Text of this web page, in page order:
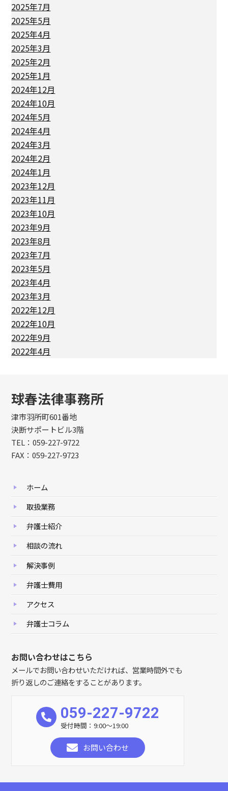
2025年7月
2025年5月
2025年4月
2025年3月
2025年2月
2025年1月
2024年12月
2024年10月
2024年5月
2024年4月
2024年3月
2024年2月
2024年1月
2023年12月
2023年11月
2023年10月
2023年9月
2023年8月
2023年7月
2023年5月
2023年4月
2023年3月
2022年12月
2022年10月
2022年9月
2022年4月
球春法律事務所
津市羽所町601番地
決断サポートビル3階
TEL：059-227-9722
FAX：059-227-9723
ホーム
取扱業務
弁護士紹介
相談の流れ
解決事例
弁護士費用
アクセス
弁護士コラム
お問い合わせはこちら
メールでお問い合わせいただければ、営業時間外でも
折り返しのご連絡をすることがあります。
059-227-9722
受付時間：9:00～19:00
お問い合わせ